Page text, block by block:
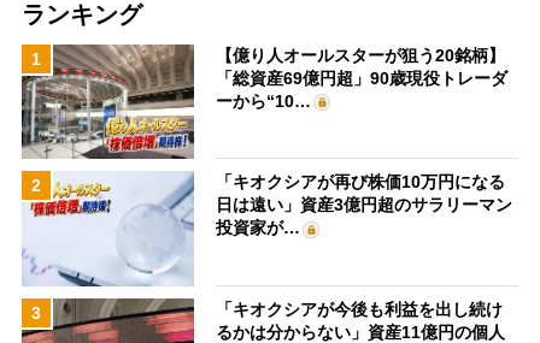
ランキング
1
【億り人オールスターが狙う20銘柄】
「総資産69億円超」90歳現役トレーダ
ーから“10…
2
「キオクシアが再び株価10万円になる
日は遠い」資産3億円超のサラリーマン
投資家が…
3
「キオクシアが今後も利益を出し続け
るかは分からない」資産11億円の個人